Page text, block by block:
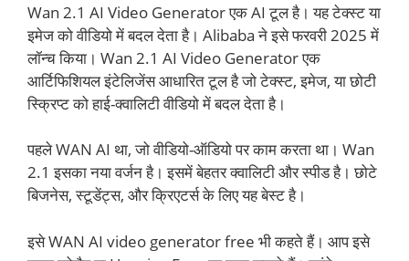
Wan 2.1 AI Video Generator एक AI टूल है। यह टेक्स्ट या
इमेज को वीडियो में बदल देता है। Alibaba ने इसे फरवरी 2025 में
लॉन्च किया। Wan 2.1 AI Video Generator एक
आर्टिफिशियल इंटेलिजेंस आधारित टूल है जो टेक्स्ट, इमेज, या छोटी
स्क्रिप्ट को हाई-क्वालिटी वीडियो में बदल देता है।
पहले WAN AI था, जो वीडियो-ऑडियो पर काम करता था। Wan
2.1 इसका नया वर्जन है। इसमें बेहतर क्वालिटी और स्पीड है। छोटे
बिजनेस, स्टूडेंट्स, और क्रिएटर्स के लिए यह बेस्ट है।
इसे WAN AI video generator free भी कहते हैं। आप इसे